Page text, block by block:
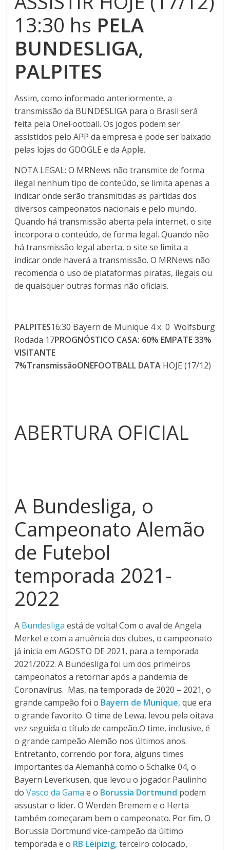
13:30 hs PELA
BUNDESLIGA,
PALPITES
Assim, como informado anteriormente, a
transmissão da BUNDESLIGA para o Brasil será
feita pela OneFootball. Os jogos podem ser
assistidos pelo APP da empresa e pode ser baixado
pelas lojas do GOOGLE e da Apple.
NOTA LEGAL: O MRNews não transmite de forma
ilegal nenhum tipo de conteúdo, se limita apenas a
indicar onde serão transmitidas as partidas dos
diversos campeonatos nacionais e pelo mundo.
Quando há transmissão aberta pela internet, o site
incorpora o conteúdo, de forma legal. Quando não
há transmissão legal aberta, o site se limita a
indicar onde haverá a transmissão. O MRNews não
recomenda o uso de plataformas piratas, ilegais ou
de quaisquer outras formas não oficiais.
PALPITES16:30 Bayern de Munique 4 x 0 Wolfsburg
Rodada 17PROGNÓSTICO CASA: 60% EMPATE 33%
VISITANTE
7%TransmissãoONEFOOTBALL DATA HOJE (17/12)
ABERTURA OFICIAL
A Bundesliga, o
Campeonato Alemão
de Futebol
temporada 2021-
2022
A Bundesliga está de volta! Com o aval de Angela
Merkel e com a anuência dos clubes, o campeonato
já inicia em AGOSTO DE 2021, para a temporada
2021/2022. A Bundesliga foi um dos primeiros
campeonatos a retornar após a pandemia de
Coronavírus. Mas, na temporada de 2020 – 2021, o
grande campeão foi o Bayern de Munique, que era
o grande favorito. O time de Lewa, levou pela oitava
vez seguida o título de campeão.O time, inclusive, é
o grande campeão Alemão nos últimos anos.
Entretanto, correndo por fora, alguns times
importantes da Alemanhá como o Schalke 04, o
Bayern Leverkusen, que levou o jogador Paulinho
do Vasco da Gama e o Borussia Dortmund podem
assustar o líder. O Werden Bremem e o Herta
também começaram bem o campeonato. Por fim, O
Borussia Dortmund vice-campeão da último
temporada e o RB Leipizig,terceiro colocado,